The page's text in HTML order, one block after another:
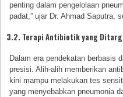
penting dalam pengelolaan
padat,” ujar Dr. Ahmad Saputra,
3.2. Terapi Antibiotik yang
Dalam era pendekatan berbasis
presisi. Alih-alih memberikan
kini mampu melakukan tes
yang menyebabkan pneumonia